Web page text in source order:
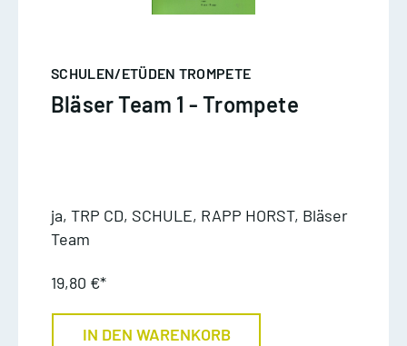
SCHULEN/ETÜDEN TROMPETE
Bläser Team 1 - Trompete
ja, TRP CD, SCHULE, RAPP HORST, Bläser
Team
19,80 €*
IN DEN WARENKORB